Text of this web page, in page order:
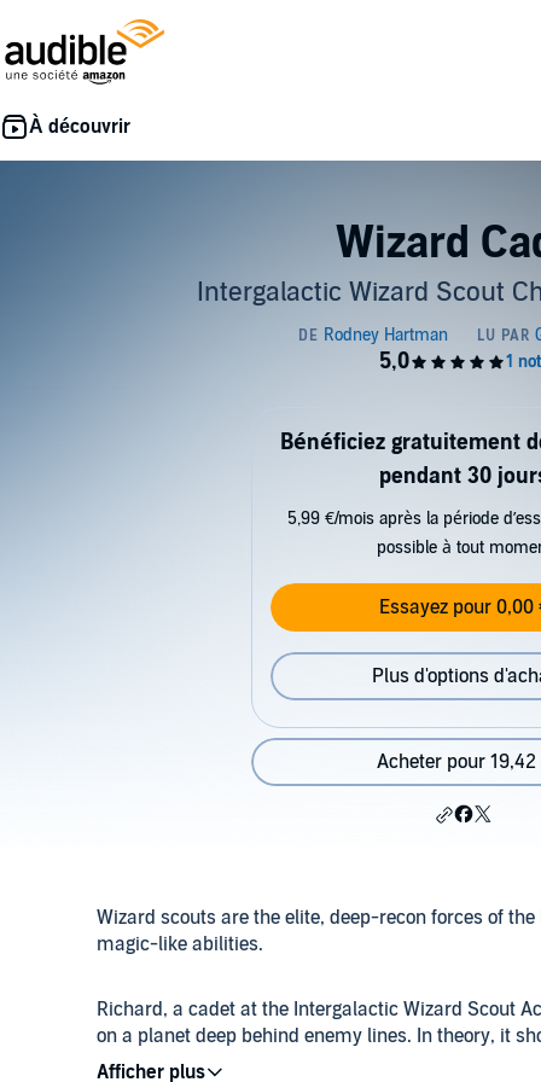
Wizard
Intergalactic Wizard Scout
Bénéficiez gratuitement
pendant 30
5,99 €/mois après la période
possible à tout
Essayez pour 0,00
Plus d'options
Acheter pour 19,42
Wizard scouts are the elite, deep-recon forces of
magic-like abilities.
Richard, a cadet at the Intergalactic Wizard Scout
on a planet deep behind enemy lines. In theory, it
learned long ago, nothing is ever simple. With a